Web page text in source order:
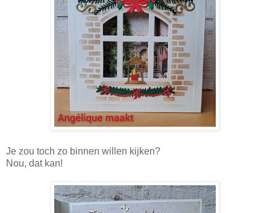
Je zou toch zo binnen willen kijken?
Nou, dat kan!